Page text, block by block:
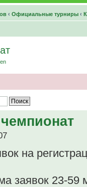
‹ Официальные турниры ‹
на
заявок 23-59